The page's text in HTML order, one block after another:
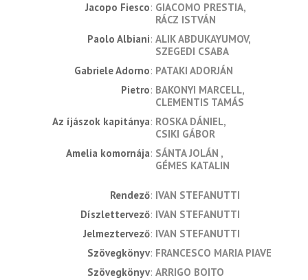
Jacopo Fiesco GIACOMO PRESTIA
RÁCZ ISTVÁN
Paolo Albiani ALIK ABDUKAYUMOV
SZEGEDI CSABA
Gabriele Adorno PATAKI ADORJÁN
Pietro BAKONYI MARCELL
CLEMENTIS TAMÁS
Az íjászok kapitánya ROSKA DÁNIEL
CSIKI GÁBOR
Amelia komornája SÁNTA JOLÁN
GÉMES KATALIN
rendező IVAN STEFANUTTI
díszlettervező IVAN STEFANUTTI
jelmeztervező IVAN STEFANUTTI
szövegkönyv FRANCESCO MARIA PIAVE
szövegkönyv ARRIGO BOITO